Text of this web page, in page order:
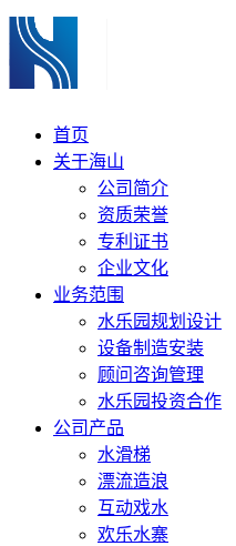
首页
关于海山
公司简介
资质荣誉
专利证书
企业文化
业务范围
水乐园规划设计
设备制造安装
顾问咨询管理
水乐园投资合作
公司产品
水滑梯
漂流造浪
互动戏水
欢乐水寨